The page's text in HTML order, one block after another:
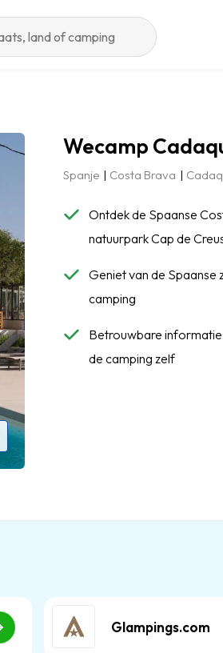
Wecamp
Spanje Costa Brava
Ontdek de Spaanse
natuurpark Cap de
Geniet van de Spaanse
camping
Betrouwbare
de camping zelf
Glampings.com